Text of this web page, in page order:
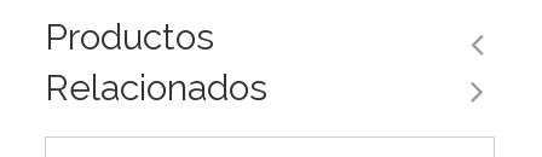
Productos
Relacionados